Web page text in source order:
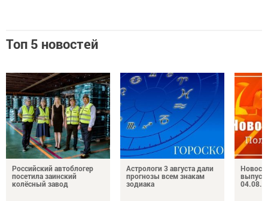
Топ 5 новостей
Российский автоблогер
посетила заинский
колёсный завод
Астрологи 3 августа дали
прогнозы всем знакам
зодиака